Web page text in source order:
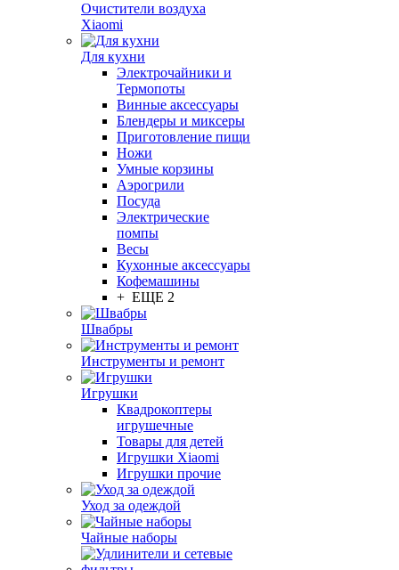
Очистители воздуха
Xiaomi
Для кухни
Электрочайники и
Термопоты
Винные аксессуары
Блендеры и миксеры
Приготовление пищи
Ножи
Умные корзины
Аэрогрили
Посуда
Электрические
помпы
Весы
Кухонные аксессуары
Кофемашины
+ ЕЩЕ 2
Швабры
Инструменты и ремонт
Игрушки
Квадрокоптеры
игрушечные
Товары для детей
Игрушки Xiaomi
Игрушки прочие
Уход за одеждой
Чайные наборы